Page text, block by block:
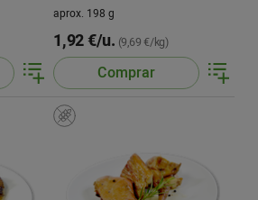
aprox. 198 g
1,92 €/u. (9,69 €/kg)
Comprar